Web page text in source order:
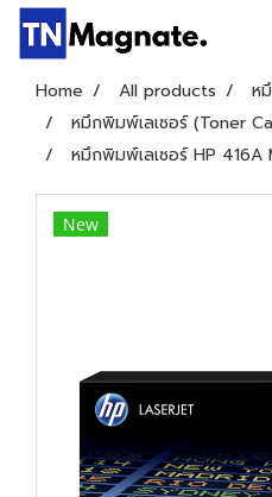
Home All products
ห
หมึกพิมพ์เลเซอร์ (Toner
หมึกพิมพ์เลเซอร์ HP 416A
New